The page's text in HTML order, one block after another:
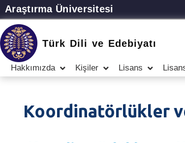
Araştırma Üniversitesi
Türk Dili ve Edebiyatı
Hakkımızda Kişiler Lisans
Koordinatörlükler